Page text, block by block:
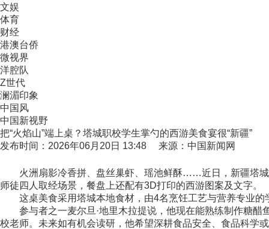
文娱
体育
财经
港澳台侨
微视界
洋腔队
Z世代
澜湄印象
中国风
中国新视野
把“火焰山”端上桌？塔城职校学生掌勺的西游美食宴很“新疆”
发布时间：2026年06月20日 13:48 来源：中国新闻网
火洲扇影冷香拼、盘丝巢虾、瑶池鲜酥……近日，新疆塔城
师徒四人取经场景，餐盘上还配有3D打印的西游图案及文字。
这桌美食采用塔城本地食材，由4名烹饪工艺与营养专业的
参与者之一麦尔旦·地里木拉提说，他现在能熟练制作糖醋
校老师。未来如有机会读研，他希望深耕食品安全、食品科学